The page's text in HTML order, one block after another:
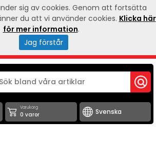
Varukorg
0 varor
sig av cookies. Genom att fortsätta
du att vi använder cookies. Klicka här
för mer information.
Jag förstår